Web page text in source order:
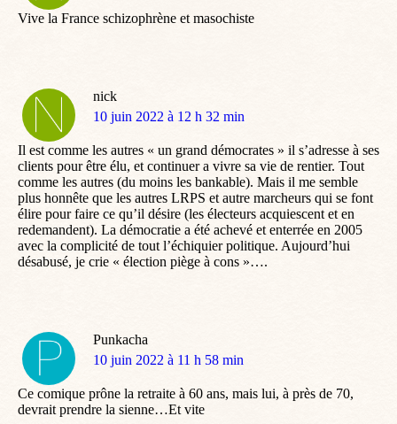
Vive la France schizophrène et masochiste
nick
dit
10 juin 2022 à 12 h 32 min
Il est comme les autres « un grand démocrates » il s’adresse à ses
clients pour être élu, et continuer a vivre sa vie de rentier. Tout
comme les autres (du moins les bankable). Mais il me semble
plus honnête que les autres LRPS et autre marcheurs qui se font
élire pour faire ce qu’il désire (les électeurs acquiescent et en
redemandent). La démocratie a été achevé et enterrée en 2005
avec la complicité de tout l’échiquier politique. Aujourd’hui
désabusé, je crie « élection piège à cons »….
Punkacha
dit
10 juin 2022 à 11 h 58 min
Ce comique prône la retraite à 60 ans, mais lui, à près de 70,
devrait prendre la sienne…Et vite